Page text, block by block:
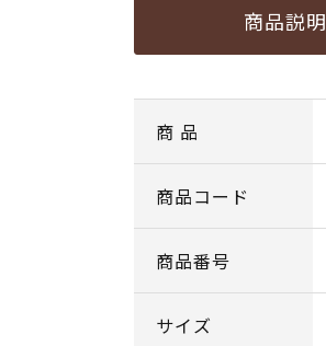
商品説明
商 品
商品コード
商品番号
サイズ